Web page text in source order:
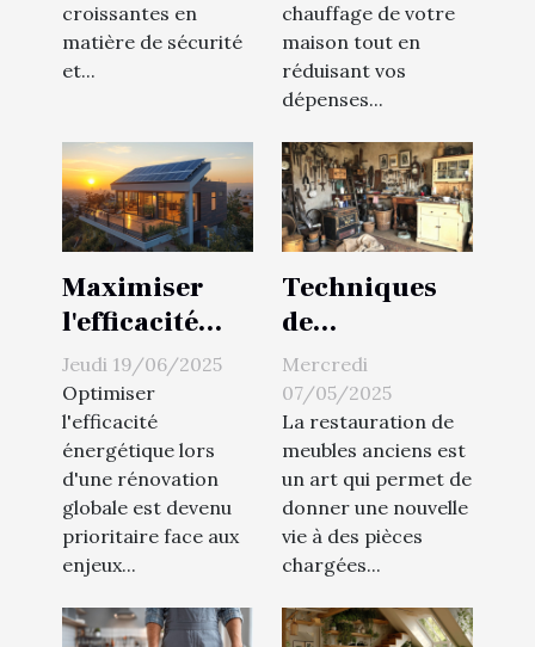
croissantes en
matière de sécurité
et...
chauffage de votre
maison tout en
réduisant vos
dépenses...
Maximiser
l'efficacité
énergétique
lors d'une
rénovation
globale
Jeudi 19/06/2025
Optimiser
l'efficacité
énergétique lors
d'une rénovation
globale est devenu
prioritaire face aux
enjeux...
Techniques
de
récupération
de meubles
anciens pour
un intérieur
personnalisé
Mercredi
07/05/2025
La restauration de
meubles anciens est
un art qui permet de
donner une nouvelle
vie à des pièces
chargées...